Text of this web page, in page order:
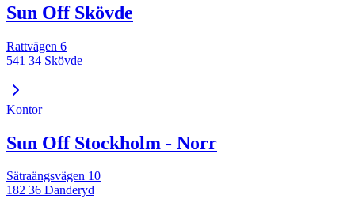
Sun Off Skövde
Rattvägen 6
541 34 Skövde
Kontor
Sun Off Stockholm - Norr
Sätraängsvägen 10
182 36 Danderyd